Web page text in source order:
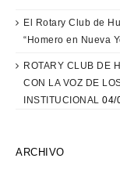
El Rotary Club de
“Homero en Nueva
ROTARY CLUB DE
CON LA VOZ DE
INSTITUCIONAL 04/
ARCHIVO